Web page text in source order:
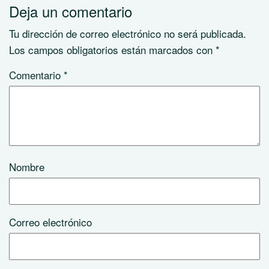
Deja un comentario
Tu dirección de correo electrónico no será publicada.
Los campos obligatorios están marcados con *
Comentario *
Nombre
Correo electrónico